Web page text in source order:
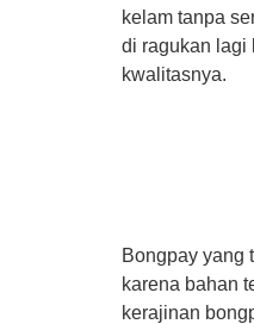
kelam tanpa
di ragukan lagi
kwalitasnya.
Bongpay yang
karena bahan
kerajinan